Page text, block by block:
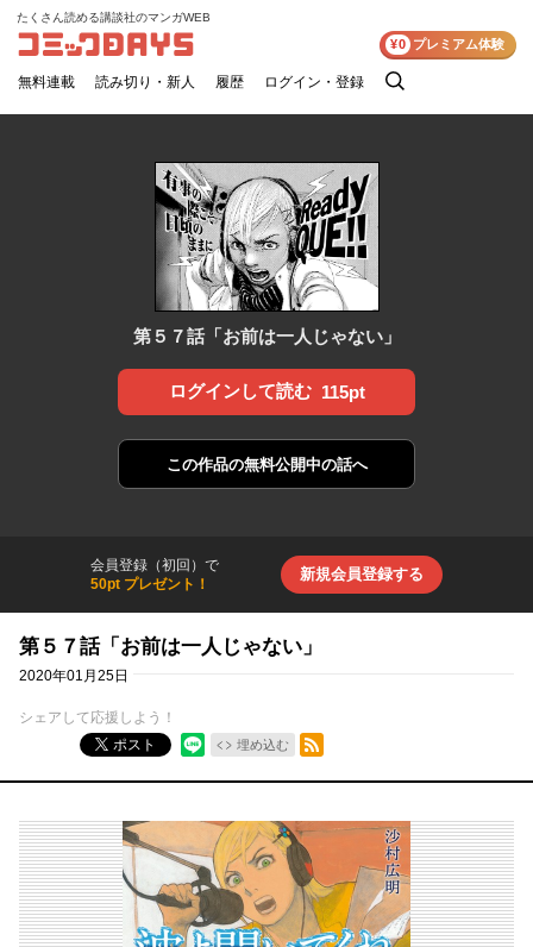
コミックDAYS
たくさん読める講談社のマンガWEB
無料連載 読み切り・新人 履歴 ログイン・登録
検
¥0 プレミアム体験
第５７話「お前は一人じゃない」
ログインして読む 115pt
この作品の無料公開中の話へ
会員登録（初回）で
50pt プレゼント！
新規会員登録する
第５７話「お前は一人じゃない」
2020年01月25日
シェアして応援しよう！
ポスト
埋め込む
RSSフィード